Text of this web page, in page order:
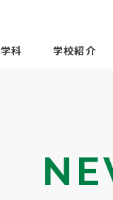
学科 学校紹介